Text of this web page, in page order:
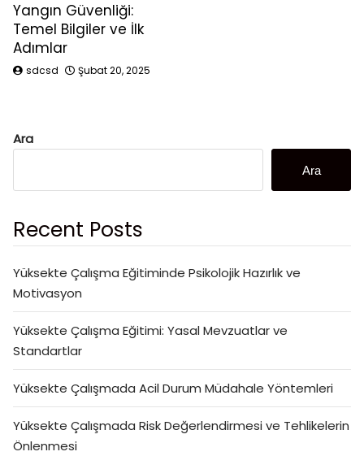
Yangın Güvenliği:
Temel Bilgiler ve İlk
Adımlar
sdcsd Şubat 20, 2025
Ara
Ara
Recent Posts
Yüksekte Çalışma Eğitiminde Psikolojik Hazırlık ve
Motivasyon
Yüksekte Çalışma Eğitimi: Yasal Mevzuatlar ve
Standartlar
Yüksekte Çalışmada Acil Durum Müdahale Yöntemleri
Yüksekte Çalışmada Risk Değerlendirmesi ve Tehlikelerin
Önlenmesi